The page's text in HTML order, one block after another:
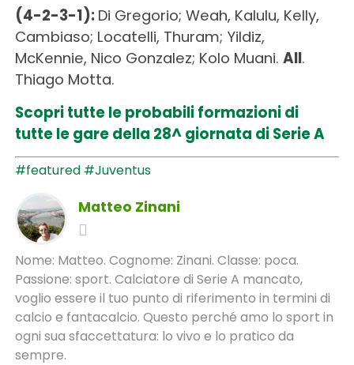
(4-2-3-1): Di Gregorio; Weah, Kalulu, Kelly,
Cambiaso; Locatelli, Thuram; Yildiz,
McKennie, Nico Gonzalez; Kolo Muani. All.
Thiago Motta.
Scopri tutte le probabili formazioni di
tutte le gare della 28^ giornata di Serie A
#featured #Juventus
Matteo Zinani
Nome: Matteo. Cognome: Zinani. Classe: poca.
Passione: sport. Calciatore di Serie A mancato,
voglio essere il tuo punto di riferimento in termini di
calcio e fantacalcio. Questo perché amo lo sport in
ogni sua sfaccettatura: lo vivo e lo pratico da
sempre.